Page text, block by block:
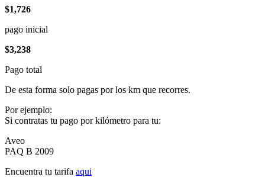
$1,726
pago inicial
$3,238
Pago total
De esta forma solo pagas por los km que recorres.
Por ejemplo:
Si contratas tu pago por kilómetro para tu:
Aveo
PAQ B 2009
Encuentra tu tarifa aqui